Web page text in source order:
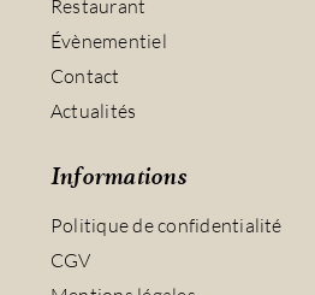
Restaurant
Évènementiel
Contact
Actualités
Informations
Politique de confidentialité
CGV